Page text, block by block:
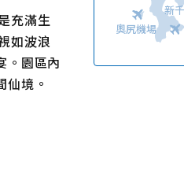
充滿生
如波浪
。園區內
境。
新
奧尻機場